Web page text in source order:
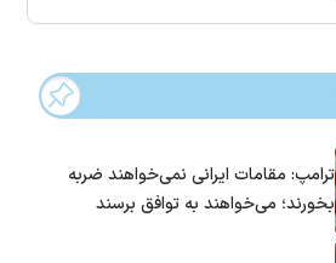
ترامپ: مقامات ایرانی نمی‌خواهند ضربه
بخورند؛ می‌خواهند به توافق برسند